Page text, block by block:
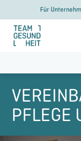
Inhalt
springen
Für
PFLEGE